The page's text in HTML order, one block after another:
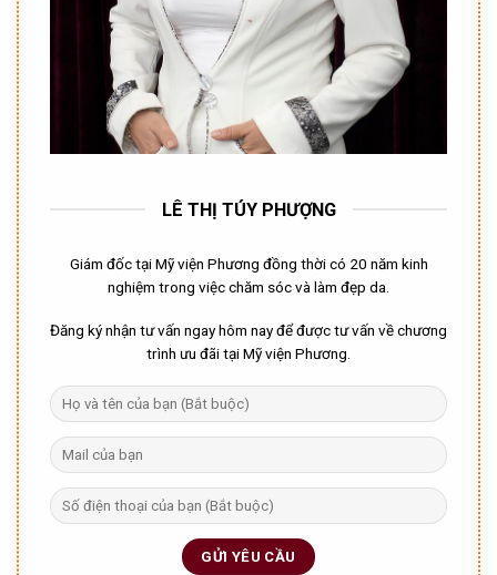
LÊ THỊ TÚY PHƯỢNG
Giám đốc tại Mỹ viện Phương đồng thời có 20 năm kinh
nghiệm trong việc chăm sóc và làm đẹp da.
Đăng ký nhận tư vấn ngay hôm nay để được tư vấn về chương
trình ưu đãi tại Mỹ viện Phương.